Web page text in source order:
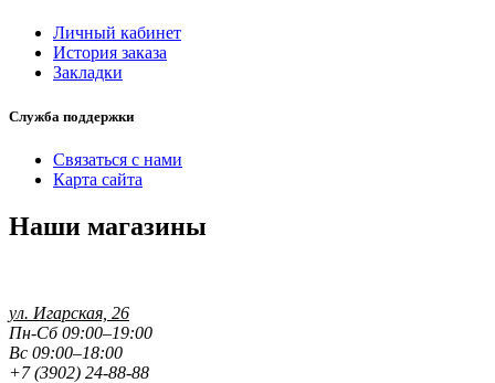
Личный кабинет
История заказа
Закладки
Служба поддержки
Связаться с нами
Карта сайта
Наши магазины
ул. Игарская, 26
Пн-Сб 09:00–19:00
Вс 09:00–18:00
+7 (3902) 24-88-88